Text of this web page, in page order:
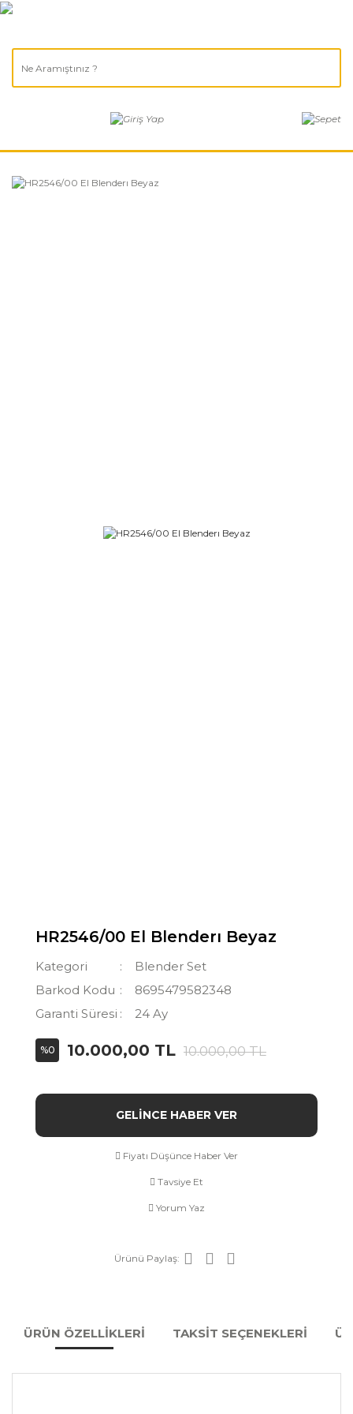
HR2546/00 El Blenderı Beyaz
Kategori
Blender Set
Barkod Kodu
8695479582348
Garanti Süresi
24 Ay
%0 10.000,00 TL 10.000,00 TL
GELİNCE HABER VER
Fiyatı Düşünce Haber Ver
Tavsiye Et
Yorum Yaz
Ürünü Paylaş:
ÜRÜN ÖZELLİKLERİ TAKSİT SEÇENEKLERİ